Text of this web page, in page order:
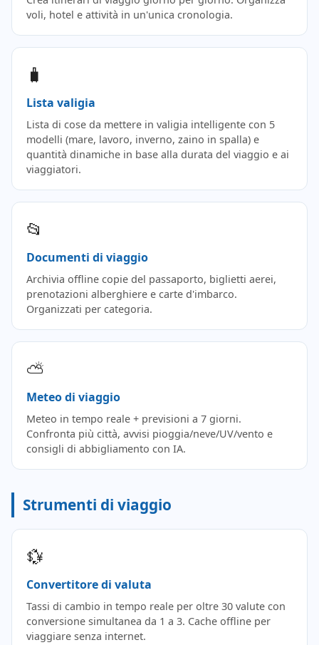
voli, hotel e attività in un'unica cronologia.
🧳
Lista valigia
Lista di cose da mettere in valigia intelligente con 5
modelli (mare, lavoro, inverno, zaino in spalla) e
quantità dinamiche in base alla durata del viaggio e ai
viaggiatori.
📂
Documenti di viaggio
Archivia offline copie del passaporto, biglietti aerei,
prenotazioni alberghiere e carte d'imbarco.
Organizzati per categoria.
⛅
Meteo di viaggio
Meteo in tempo reale + previsioni a 7 giorni.
Confronta più città, avvisi pioggia/neve/UV/vento e
consigli di abbigliamento con IA.
Strumenti di viaggio
💱
Convertitore di valuta
Tassi di cambio in tempo reale per oltre 30 valute con
conversione simultanea da 1 a 3. Cache offline per
viaggiare senza internet.